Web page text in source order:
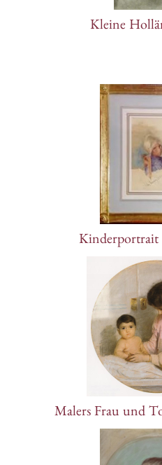
Kleine
Kinderportrait
Malers Frau und